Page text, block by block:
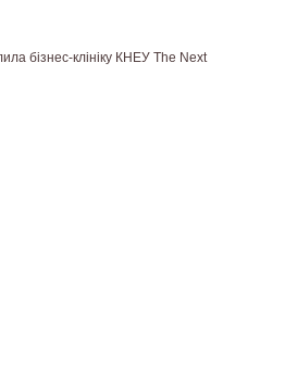
бізнес-клініку КНЕУ The Next